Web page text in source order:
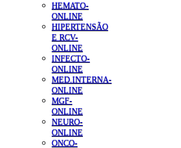
HEMATO-
ONLINE
HIPERTENSÃO
E RCV-
ONLINE
INFECTO-
ONLINE
MED.INTERNA-
ONLINE
MGF-
ONLINE
NEURO-
ONLINE
ONCO-